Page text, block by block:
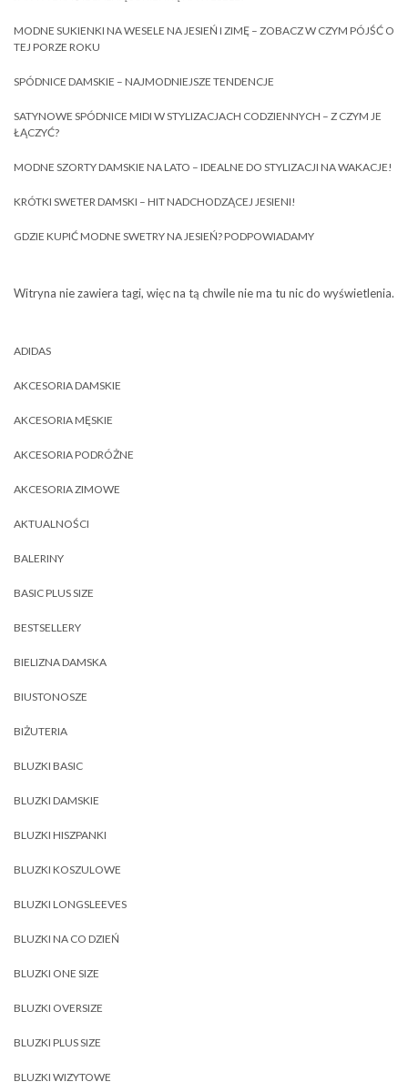
MODNE SUKIENKI NA WESELE NA JESIEŃ I ZIMĘ – ZOBACZ W CZYM PÓJŚĆ O
TEJ PORZE ROKU
SPÓDNICE DAMSKIE – NAJMODNIEJSZE TENDENCJE
SATYNOWE SPÓDNICE MIDI W STYLIZACJACH CODZIENNYCH – Z CZYM JE
ŁĄCZYĆ?
MODNE SZORTY DAMSKIE NA LATO – IDEALNE DO STYLIZACJI NA WAKACJE!
KRÓTKI SWETER DAMSKI – HIT NADCHODZĄCEJ JESIENI!
GDZIE KUPIĆ MODNE SWETRY NA JESIEŃ? PODPOWIADAMY
Witryna nie zawiera tagi, więc na tą chwile nie ma tu nic do wyświetlenia.
ADIDAS
AKCESORIA DAMSKIE
AKCESORIA MĘSKIE
AKCESORIA PODRÓŻNE
AKCESORIA ZIMOWE
AKTUALNOŚCI
BALERINY
BASIC PLUS SIZE
BESTSELLERY
BIELIZNA DAMSKA
BIUSTONOSZE
BIŻUTERIA
BLUZKI BASIC
BLUZKI DAMSKIE
BLUZKI HISZPANKI
BLUZKI KOSZULOWE
BLUZKI LONGSLEEVES
BLUZKI NA CO DZIEŃ
BLUZKI ONE SIZE
BLUZKI OVERSIZE
BLUZKI PLUS SIZE
BLUZKI WIZYTOWE